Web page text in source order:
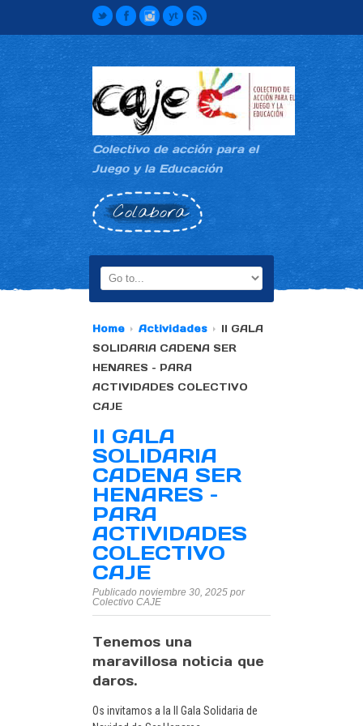
Colectivo de acción para el
Juego y la Educación
Colabora
Home Actividades
II GALA
SOLIDARIA CADENA SER
HENARES – PARA
ACTIVIDADES COLECTIVO
CAJE
II GALA
SOLIDARIA
CADENA SER
HENARES –
PARA
ACTIVIDADES
COLECTIVO
CAJE
Publicado noviembre 30, 2025 por
Colectivo CAJE
Tenemos una
maravillosa noticia que
daros.
Os invitamos a la II Gala Solidaria de